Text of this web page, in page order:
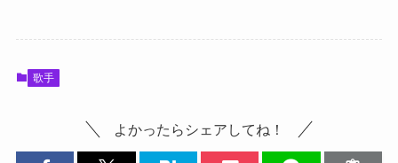
歌手
よかったらシェアしてね！